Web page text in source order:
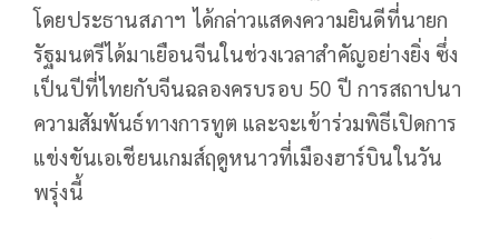
โดยประธานสภาฯ ได้กล่าวแสดงความยินดีที่นายก
รัฐมนตรีได้มาเยือนจีนในช่วงเวลาสำคัญอย่างยิ่ง ซึ่ง
เป็นปีที่ไทยกับจีนฉลองครบรอบ 50 ปี การสถาปนา
ความสัมพันธ์ทางการทูต และจะเข้าร่วมพิธีเปิดการ
แข่งขันเอเชียนเกมส์ฤดูหนาวที่เมืองฮาร์บินในวัน
พรุ่งนี้